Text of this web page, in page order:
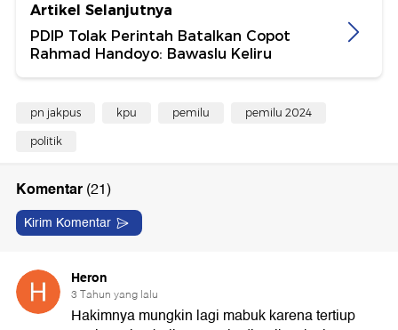
Artikel Selanjutnya
PDIP Tolak Perintah Batalkan Copot
Rahmad Handoyo: Bawaslu Keliru
pn jakpus kpu pemilu pemilu 2024
politik